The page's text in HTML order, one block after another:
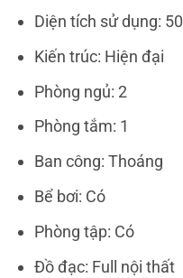
Diện tích sử dụng: 50
Kiến trúc: Hiện đại
Phòng ngủ: 2
Phòng tắm: 1
Ban công: Thoáng
Bể bơi: Có
Phòng tập: Có
Đồ đạc: Full nội thất